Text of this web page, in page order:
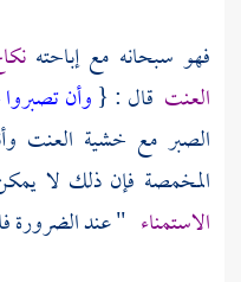
فهو سبحانه مع إباحته
العنت قال : {وأن
الصبر مع خشية العنت
المخمصة فإن ذلك لا
الاستمناء " عند الضرورة